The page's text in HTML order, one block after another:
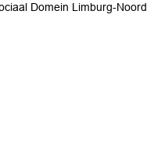
Domein Limburg-Noord